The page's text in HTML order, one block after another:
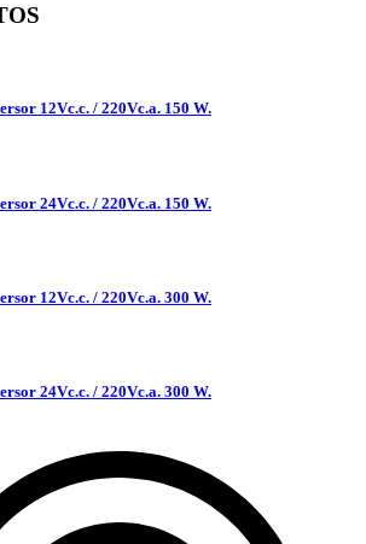
12Vc.c. / 220Vc.a. 150 W.
24Vc.c. / 220Vc.a. 150 W.
12Vc.c. / 220Vc.a. 300 W.
24Vc.c. / 220Vc.a. 300 W.